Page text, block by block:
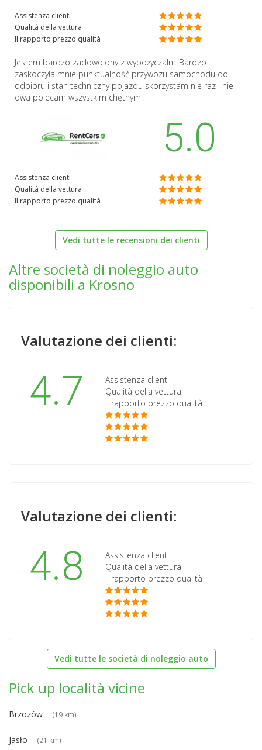
Assistenza clienti
Qualità della vettura
Il rapporto prezzo qualità
Jestem bardzo zadowolony z wypożyczalni. Bardzo
zaskoczyła mnie punktualność przywozu samochodu do
odbioru i stan techniczny pojazdu skorzystam nie raz i nie
dwa polecam wszystkim chętnym!
5.0
Assistenza clienti
Qualità della vettura
Il rapporto prezzo qualità
Vedi tutte le recensioni dei clienti
Altre società di noleggio auto
disponibili a Krosno
Valutazione dei clienti:
4.7
Assistenza clienti
Qualità della vettura
Il rapporto prezzo qualità
Valutazione dei clienti:
4.8
Assistenza clienti
Qualità della vettura
Il rapporto prezzo qualità
Vedi tutte le società di noleggio auto
Pick up località vicine
Brzozów (19 km)
Jasło (21 km)